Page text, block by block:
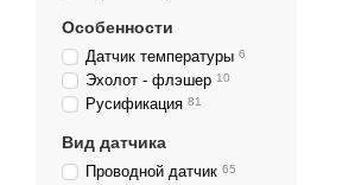
Особенности
Датчик температуры 6
Эхолот - флэшер 10
Русификация 81
Вид датчика
Проводной датчик 65